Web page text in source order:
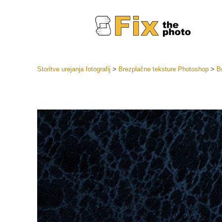
Urejanje
ponudbe
Mobilne
Storitve urejanja fotografij > Brezplačne teksture Photoshop>